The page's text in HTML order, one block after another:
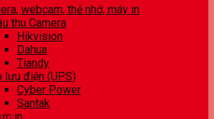
webcam, thẻ nhớ, máy in
thu Camera
Hikvision
Dahua
Tiandy
lưu điện (UPS)
Cyber Power
Santak